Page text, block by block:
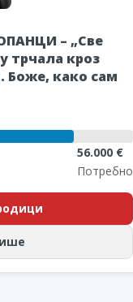
– „Све
трчала кроз
Боже, како сам
56.000 €
Потребно